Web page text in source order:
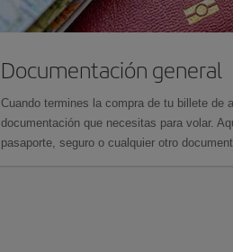
Documentación general
Cuando termines la compra de tu billete de
documentación que necesitas para volar.
pasaporte, seguro o cualquier otro